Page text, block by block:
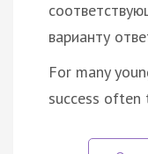
варианту
For many
success often